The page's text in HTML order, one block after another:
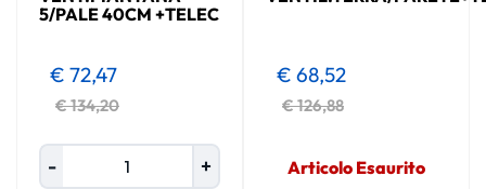
5/PALE 40CM +TELEC
€ 134,20
€ 72,47
€ 126,88
€ 68,52
Articolo Esaurito